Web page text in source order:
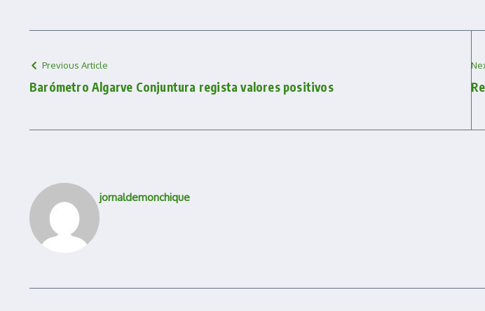
Previous Article
Barómetro Algarve Conjuntura regista valores positivos
jornaldemonchique